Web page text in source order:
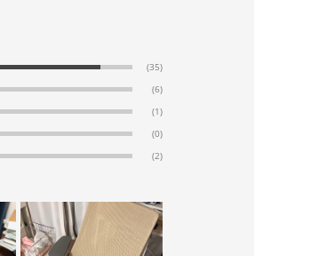
(35)
(6)
(1)
(0)
(2)